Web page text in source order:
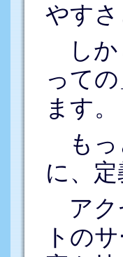
やす
しか
って
ます。
もっ
に、
アク
トの